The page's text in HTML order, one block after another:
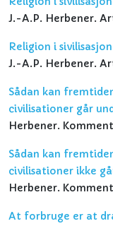
J.-A.P. Herbener.
Religion i
J.-A.P. Herbener.
Sådan kan
civilisationer går
Herbener.
Sådan kan
civilisationer ikke
Herbener.
At forbruge er at